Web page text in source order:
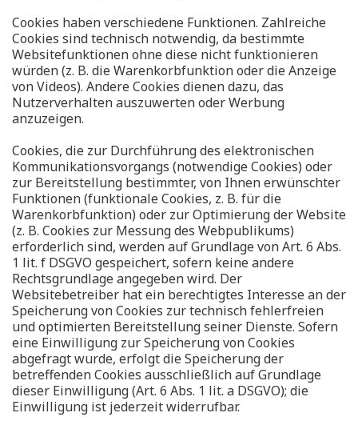
Cookies haben verschiedene Funktionen. Zahlreiche
Cookies sind technisch notwendig, da bestimmte
Websitefunktionen ohne diese nicht funktionieren
würden (z. B. die Warenkorbfunktion oder die Anzeige
von Videos). Andere Cookies dienen dazu, das
Nutzerverhalten auszuwerten oder Werbung
anzuzeigen.
Cookies, die zur Durchführung des elektronischen
Kommunikationsvorgangs (notwendige Cookies) oder
zur Bereitstellung bestimmter, von Ihnen erwünschter
Funktionen (funktionale Cookies, z. B. für die
Warenkorbfunktion) oder zur Optimierung der Website
(z. B. Cookies zur Messung des Webpublikums)
erforderlich sind, werden auf Grundlage von Art. 6 Abs.
1 lit. f DSGVO gespeichert, sofern keine andere
Rechtsgrundlage angegeben wird. Der
Websitebetreiber hat ein berechtigtes Interesse an der
Speicherung von Cookies zur technisch fehlerfreien
und optimierten Bereitstellung seiner Dienste. Sofern
eine Einwilligung zur Speicherung von Cookies
abgefragt wurde, erfolgt die Speicherung der
betreffenden Cookies ausschließlich auf Grundlage
dieser Einwilligung (Art. 6 Abs. 1 lit. a DSGVO); die
Einwilligung ist jederzeit widerrufbar.